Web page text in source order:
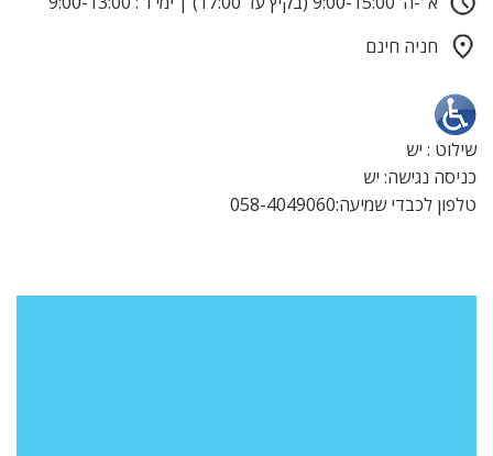
חניה חינם
שילוט : יש
כניסה נגישה: יש
טלפון לכבדי שמיעה:058-4049060